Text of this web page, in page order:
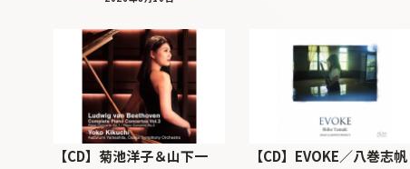
【CD】菊池洋子＆山下一
【CD】EVOKE／八巻志帆